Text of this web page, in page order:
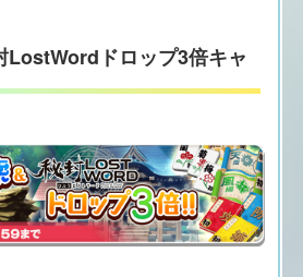
LostWordドロップ3倍キャ